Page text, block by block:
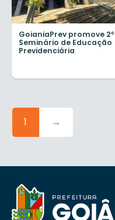
GoianiaPrev promove 2º
Seminário de Educação
Previdenciária
1 →